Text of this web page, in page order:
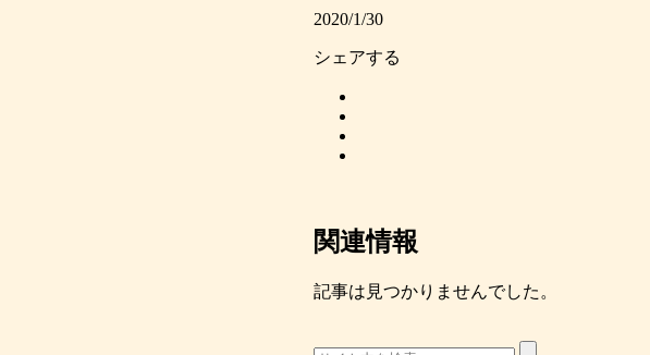
2020/1/30
シェアする
関連情報
記事は見つかりませんでした。